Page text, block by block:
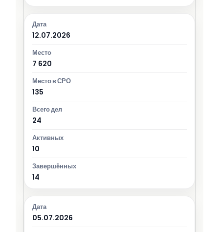
12.07.2026
7 620
135
24
10
14
05.07.2026